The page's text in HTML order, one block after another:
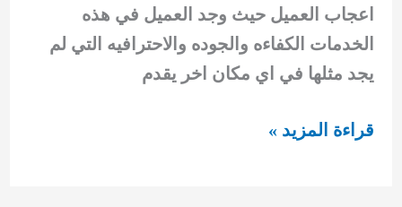
اعجاب العميل حيث وجد العميل في هذه
الخدمات الكفاءه والجوده والاحترافيه التي لم
يجد مثلها في اي مكان اخر يقدم
مفاتيح
قراءة المزيد »